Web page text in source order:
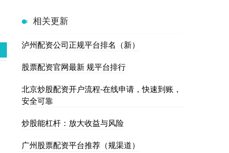
相关更新
泸州配资公司正规平台排名（新）
股票配资官网最新 规平台排行
北京炒股配资开户流程-在线申请，快速到账，
安全可靠
炒股能杠杆：放大收益与风险
广州股票配资平台推荐（规渠道）